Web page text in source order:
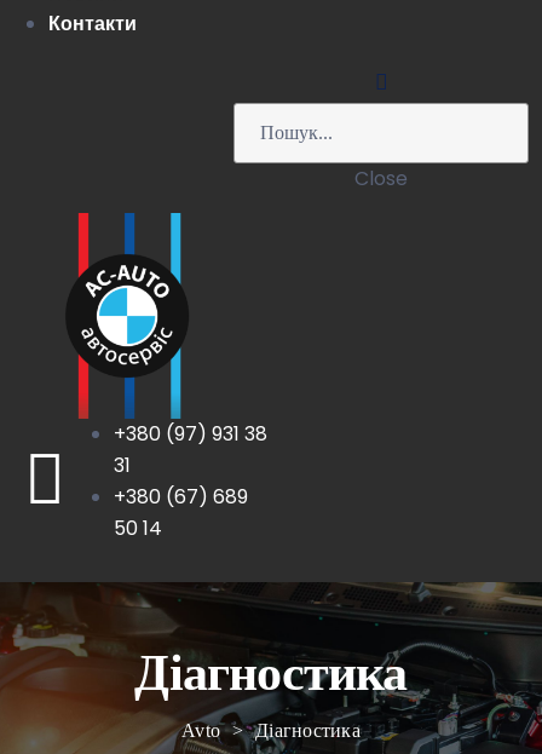
Контакти
Close
+380 (97) 931 38
31
+380 (67) 689
50 14
Діагностика
Avto > Діагностика